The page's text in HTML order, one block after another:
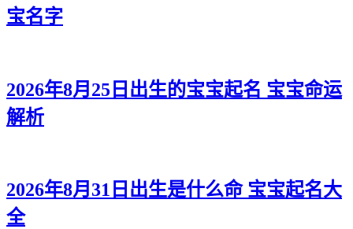
宝名字
2026年8月25日出生的宝宝起名 宝宝命运
解析
2026年8月31日出生是什么命 宝宝起名大
全